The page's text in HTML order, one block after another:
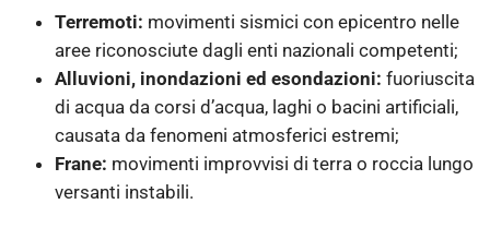
Terremoti: movimenti sismici con epicentro nelle
aree riconosciute dagli enti nazionali competenti;
Alluvioni, inondazioni ed esondazioni: fuoriuscita
di acqua da corsi d’acqua, laghi o bacini artificiali,
causata da fenomeni atmosferici estremi;
Frane: movimenti improvvisi di terra o roccia lungo
versanti instabili.